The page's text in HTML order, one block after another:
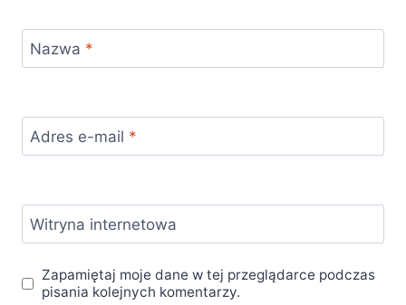
Nazwa *
Adres e-mail *
Witryna internetowa
Zapamiętaj moje dane w tej przeglądarce podczas
pisania kolejnych komentarzy.